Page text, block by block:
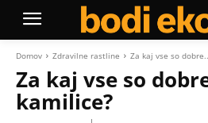
Domov Zdravilne rastline Za kaj vse so
Za kaj vse so
kamilice?